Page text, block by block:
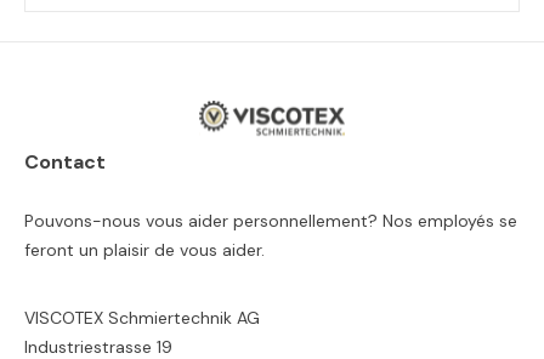
Contact
Pouvons-nous vous aider personnellement? Nos employés se
feront un plaisir de vous aider.
VISCOTEX Schmiertechnik AG
Industriestrasse 19